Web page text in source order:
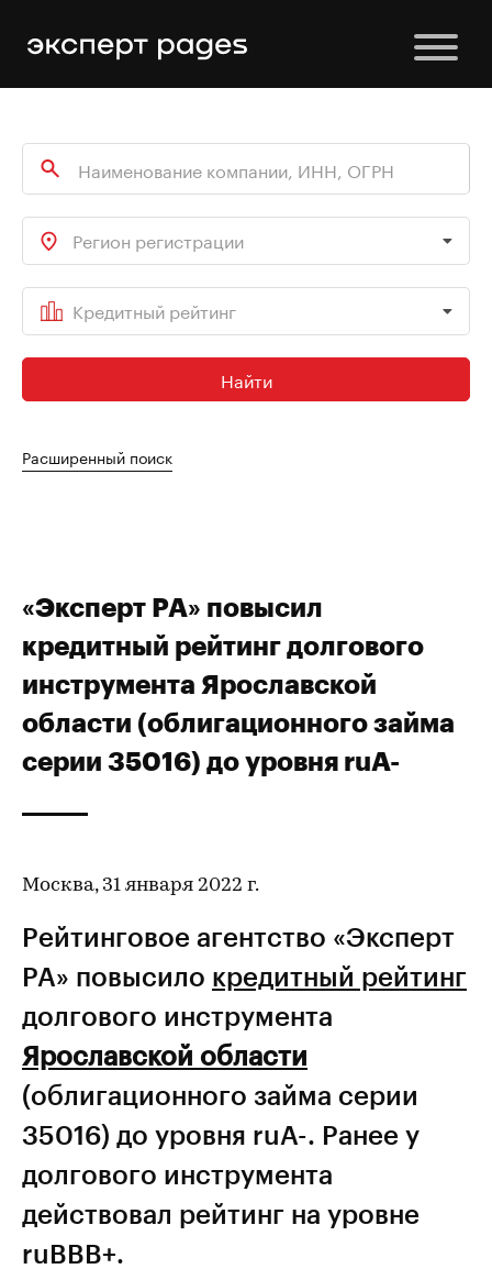
Регион регистрации
Кредитный рейтинг
Найти
Расширенный поиск
«Эксперт РА» повысил
кредитный рейтинг долгового
инструмента Ярославской
области (облигационного займа
серии 35016) до уровня ruА-
Москва, 31 января 2022 г.
Рейтинговое агентство «Эксперт
РА» повысило кредитный рейтинг
долгового инструмента
Ярославской области
(облигационного займа серии
35016) до уровня ruА-. Ранее у
долгового инструмента
действовал рейтинг на уровне
ruBBB+.